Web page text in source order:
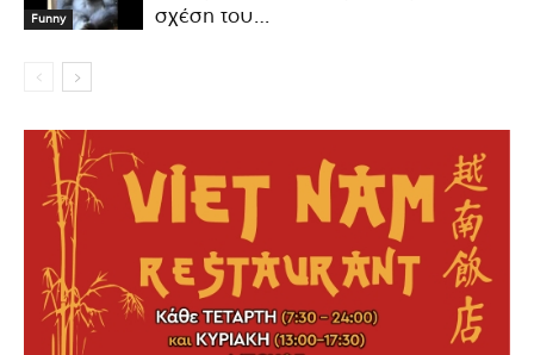
Funny
σχέση του…